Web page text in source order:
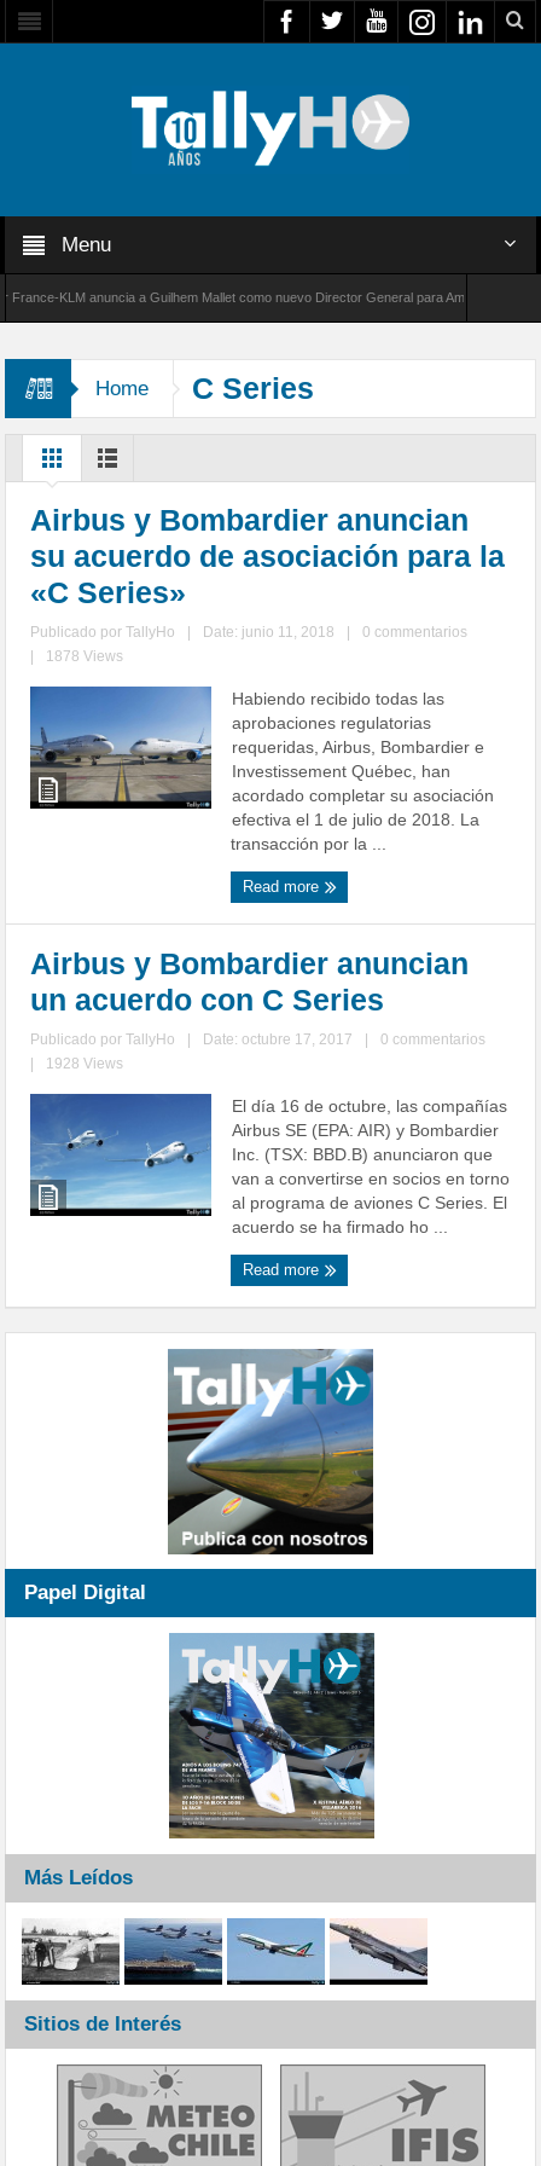
Menu
KLM anuncia a Guilhem Mallet como nuevo Director General para América Latina
Home C Series
Airbus y Bombardier anuncian
su acuerdo de asociación para la
«C Series»
Publicado porTallyHo Date: junio 11, 2018
0 commentarios
1878 Views
Habiendo recibido todas las
aprobaciones regulatorias
requeridas, Airbus, Bombardier e
Investissement Québec, han
acordado completar su asociación
efectiva el 1 de julio de 2018. La
transacción por la ...
Read more
Airbus y Bombardier anuncian
un acuerdo con C Series
Publicado porTallyHo Date: octubre 17, 2017
0 commentarios
1928 Views
El día 16 de octubre, las compañías
Airbus SE (EPA: AIR) y Bombardier
Inc. (TSX: BBD.B) anunciaron que
van a convertirse en socios en torno
al programa de aviones C Series. El
acuerdo se ha firmado ho ...
Read more
Papel Digital
Más Leídos
Sitios de Interés